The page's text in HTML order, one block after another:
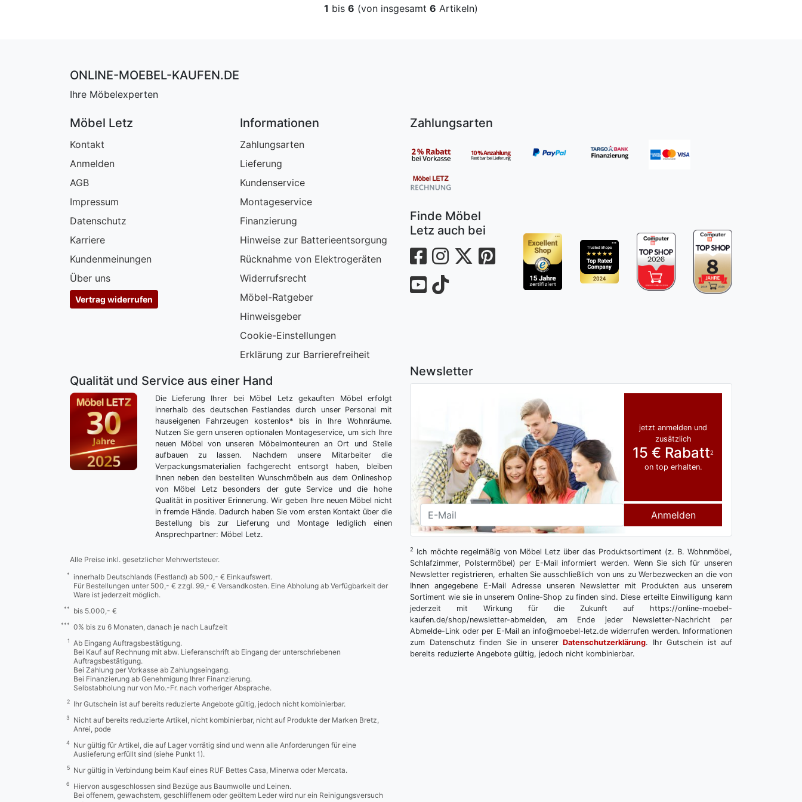
1 bis 6 (von insgesamt 6 Artikeln)
ONLINE-MOEBEL-KAUFEN.DE
Ihre Möbelexperten
Möbel Letz
Kontakt
Anmelden
AGB
Impressum
Datenschutz
Karriere
Kundenmeinungen
Über uns
Vertrag widerrufen
Informationen
Zahlungsarten
Lieferung
Kundenservice
Montageservice
Finanzierung
Hinweise zur Batterieentsorgung
Rücknahme von Elektrogeräten
Widerrufsrecht
Möbel-Ratgeber
Hinweisgeber
Cookie-Einstellungen
Erklärung zur Barrierefreiheit
Zahlungsarten
Finde Möbel
Letz auch bei
Qualität und Service aus einer Hand
Die Lieferung Ihrer bei Möbel Letz gekauften Möbel erfolgt
innerhalb des deutschen Festlandes durch unser Personal mit
hauseigenen Fahrzeugen kostenlos* bis in Ihre Wohnräume.
Nutzen Sie gern unseren optionalen Montageservice, um sich Ihre
neuen Möbel von unseren Möbelmonteuren an Ort und Stelle
aufbauen zu lassen. Nachdem unsere Mitarbeiter die
Verpackungsmaterialien fachgerecht entsorgt haben, bleiben
Ihnen neben den bestellten Wunschmöbeln aus dem Onlineshop
von Möbel Letz besonders der gute Service und die hohe
Qualität in positiver Erinnerung. Wir geben Ihre neuen Möbel nicht
in fremde Hände. Dadurch haben Sie vom ersten Kontakt über die
Bestellung bis zur Lieferung und Montage lediglich einen
Ansprechpartner: Möbel Letz.
Alle Preise inkl. gesetzlicher Mehrwertsteuer.
*
innerhalb Deutschlands (Festland) ab 500,- € Einkaufswert.
Für Bestellungen unter 500,- € zzgl. 99,- € Versandkosten. Eine Abholung ab Verfügbarkeit der
Ware ist jederzeit möglich.
** bis 5.000,- €
*** 0% bis zu 6 Monaten, danach je nach Laufzeit
1
Ab Eingang Auftragsbestätigung.
Bei Kauf auf Rechnung mit abw. Lieferanschrift ab Eingang der unterschriebenen
Auftragsbestätigung.
Bei Zahlung per Vorkasse ab Zahlungseingang.
Bei Finanzierung ab Genehmigung Ihrer Finanzierung.
Selbstabholung nur von Mo.-Fr. nach vorheriger Absprache.
2 Ihr Gutschein ist auf bereits reduzierte Angebote gültig, jedoch nicht kombinierbar.
3
Nicht auf bereits reduzierte Artikel, nicht kombinierbar, nicht auf Produkte der Marken Bretz,
Anrei, pode
4
Nur gültig für Artikel, die auf Lager vorrätig sind und wenn alle Anforderungen für eine
Auslieferung erfüllt sind (siehe Punkt 1).
5 Nur gültig in Verbindung beim Kauf eines RUF Bettes Casa, Minerwa oder Mercata.
6
Hiervon ausgeschlossen sind Bezüge aus Baumwolle und Leinen.
Bei offenem, gewachstem, geschliffenem oder geöltem Leder wird nur ein Reinigungsversuch
Newsletter
jetzt anmelden und
zusätzlich
15 € Rabatt2
on top erhalten.
Anmelden
2
Ich möchte regelmäßig von Möbel Letz über das Produktsortiment (z. B. Wohnmöbel,
Schlafzimmer, Polstermöbel) per E-Mail informiert werden. Wenn Sie sich für unseren
Newsletter registrieren, erhalten Sie ausschließlich von uns zu Werbezwecken an die von
Ihnen angegebene E-Mail Adresse unseren Newsletter mit Produkten aus unserem
Sortiment wie sie in unserem Online-Shop zu finden sind. Diese erteilte Einwilligung kann
jederzeit mit Wirkung für die Zukunft auf https://online-moebel-
kaufen.de/shop/newsletter-abmelden, am Ende jeder Newsletter-Nachricht per
Abmelde-Link oder per E-Mail an info@moebel-letz.de widerrufen werden. Informationen
zum Datenschutz finden Sie in unserer Datenschutzerklärung. Ihr Gutschein ist auf
bereits reduzierte Angebote gültig, jedoch nicht kombinierbar.